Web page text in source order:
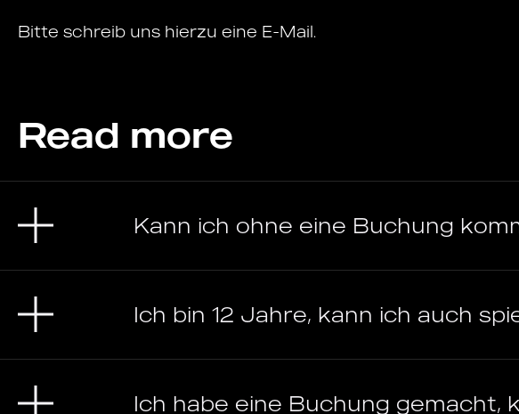
Bitte schreib uns hierzu eine E-Mail.
Read more
Kann ich ohne eine Buchung
Ich bin 12 Jahre, kann ich auch
Ich habe eine Buchung gemacht,